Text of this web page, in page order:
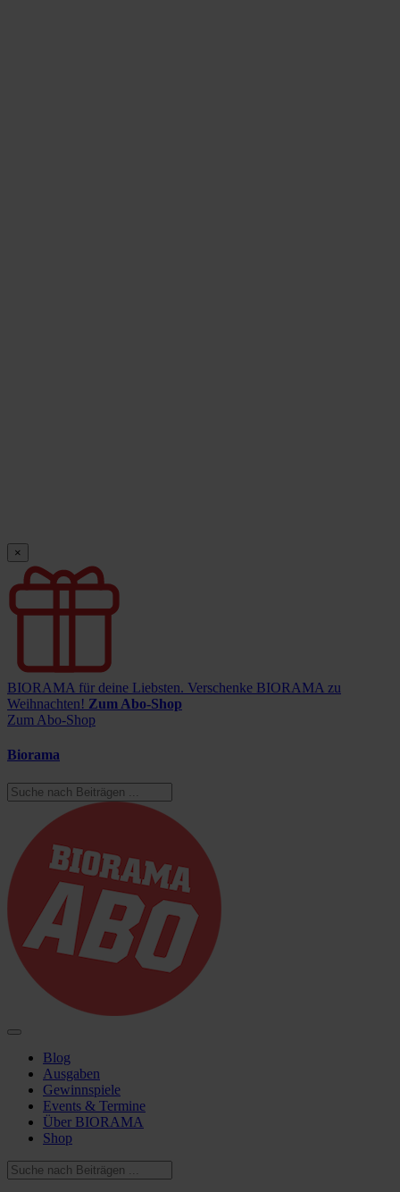
×
BIORAMA für deine Liebsten. Verschenke BIORAMA zu
Weihnachten! Zum Abo-Shop
Zum Abo-Shop
Biorama
Blog
Ausgaben
Gewinnspiele
Events & Termine
Über BIORAMA
Shop